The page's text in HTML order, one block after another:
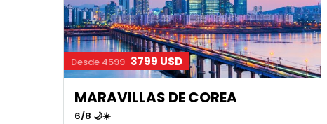
Desde 4599 3799 USD
MARAVILLAS DE COREA
6/8 🌙☀️